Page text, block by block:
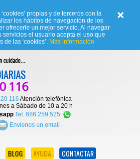
propias y de terceros con la
los hábitos de navegación de los
ofrecerle un mejor servicio. Al navegar
servicios el usuario acepta el uso que
de las ‘cookies’. Más información
116 Atención telefónica
a Sábado de 10 a 20 h
Tel. 686 259 525
Envíenos un email
BLOG AYUDA CONTACTAR